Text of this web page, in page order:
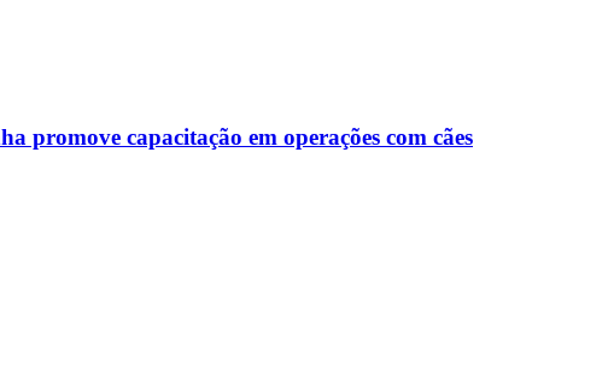
promove capacitação em operações com cães